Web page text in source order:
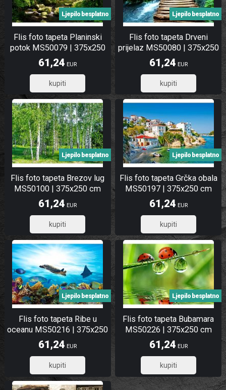
Flis foto tapeta Planinski
potok MS50079 | 375x250
cm
Ljepilo besplatno
61,24 EUR
48,99
Flis foto tapeta Drveni
prijelaz MS50080 | 375x250
cm
Ljepilo besplatno
61,24 EUR
48,99
Flis foto tapeta Brezov lug
MS50100 | 375x250 cm
Ljepilo besplatno
61,24 EUR
48,99
Flis foto tapeta Grčka obala
MS50197 | 375x250 cm
Ljepilo besplatno
61,24 EUR
48,99
Flis foto tapeta Ribe u
oceanu MS50216 | 375x250
cm
Ljepilo besplatno
61,24 EUR
48,99
Flis foto tapeta Bubamara
MS50226 | 375x250 cm
Ljepilo besplatno
61,24 EUR
48,99